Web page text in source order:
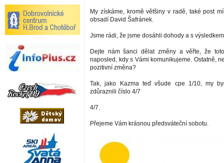
My získáme, kromě většiny v radě, také post
obsadí David Šafránek.
Jsme rádi, že jsme dosáhli dohody a s
Dejte nám šanci dělat změny a věřte, že
naposled, kdy s Vámi komunikujeme. Ostatně,
pozitivní změna?
Tak, jako Kazma teď všude cpe 1/10, my
zdůraznili číslo 4/7
4/7.
Přejeme Vám krásnou předsváteční sobotu.